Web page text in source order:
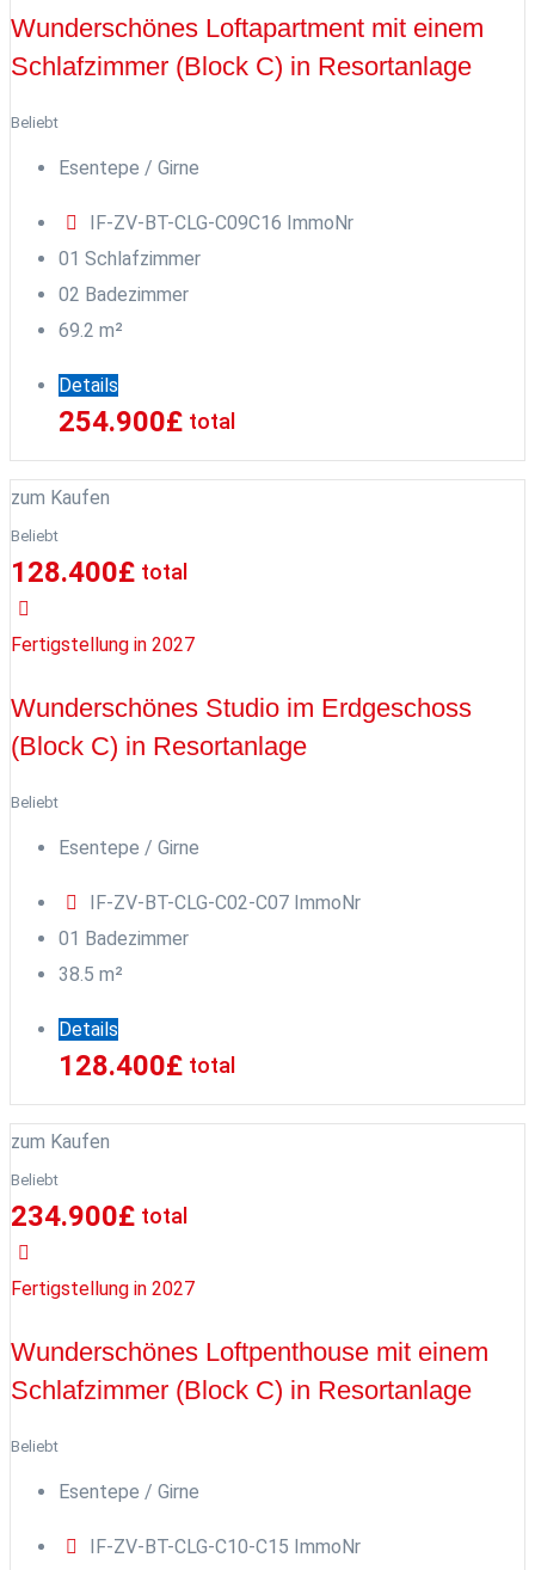
Wunderschönes Loftapartment mit einem
Schlafzimmer (Block C) in Resortanlage
Beliebt
Esentepe / Girne
IF-ZV-BT-CLG-C09C16 ImmoNr
01 Schlafzimmer
02 Badezimmer
69.2 m²
Details
254.900£ total
zum Kaufen
Beliebt
128.400£ total
Fertigstellung in 2027
Wunderschönes Studio im Erdgeschoss
(Block C) in Resortanlage
Beliebt
Esentepe / Girne
IF-ZV-BT-CLG-C02-C07 ImmoNr
01 Badezimmer
38.5 m²
Details
128.400£ total
zum Kaufen
Beliebt
234.900£ total
Fertigstellung in 2027
Wunderschönes Loftpenthouse mit einem
Schlafzimmer (Block C) in Resortanlage
Beliebt
Esentepe / Girne
IF-ZV-BT-CLG-C10-C15 ImmoNr